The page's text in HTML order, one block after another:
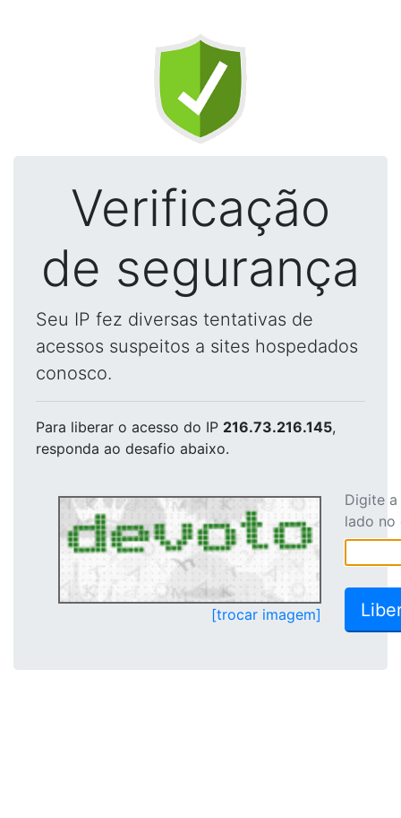
Verificação
de segurança
Seu IP fez diversas tentativas de
acessos suspeitos a sites hospedados
conosco.
Para liberar o acesso do IP 216.73.216.145,
responda ao desafio abaixo.
[trocar imagem]
Digite
lado no